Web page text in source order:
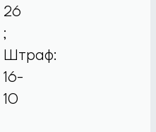
26
;
Штраф:
16-
10